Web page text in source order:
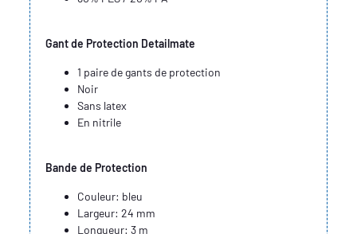
Gant de Protection Detailmate
1 paire de gants de protection
Noir
Sans latex
En nitrile
Bande de Protection
Couleur: bleu
Largeur: 24 mm
Longueur: 3 m